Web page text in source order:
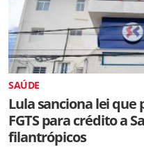
SAÚDE
Lula sanciona lei que
FGTS para crédito a
filantrópicos